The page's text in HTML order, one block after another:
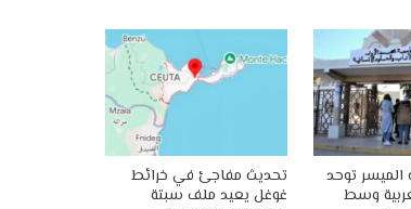
الميسر توحد
وسط
تحديث مفاجئ في خرائط
غوغل يعيد ملف سبتة